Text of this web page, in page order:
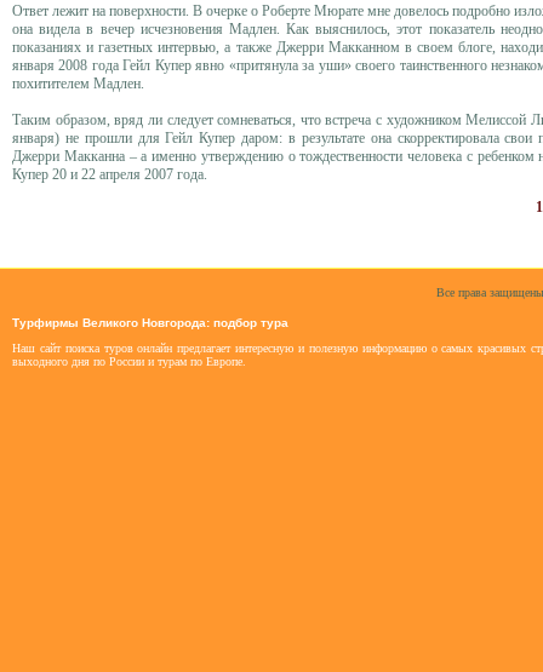
Ответ лежит на поверхности. В очерке о Роберте Мюрате мне довелось подробно
она видела в вечер исчезновения Мадлен. Как выяснилось, этот показатель
показаниях и газетных интервью, а также Джерри Макканном в своем блоге,
января 2008 года Гейл Купер явно «притянула за уши» своего таинственного
похитителем Мадлен.
Таким образом, вряд ли следует сомневаться, что встреча с художником
января) не прошли для Гейл Купер даром: в результате она скорректировала
Джерри Макканна – а именно утверждению о тождественности человека с
Купер 20 и 22 апреля 2007 года.
1
Все права
Турфирмы Великого Новгорода: подбор тура
Наш сайт поиска туров онлайн предлагает интересную и полезную информацию о самых красивых
выходного дня по России и турам по Европе.